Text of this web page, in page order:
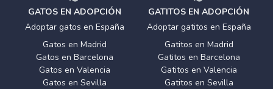
GATOS EN ADOPCIÓN
Adoptar gatos en España
Gatos en Madrid
Gatos en Barcelona
Gatos en Valencia
Gatos en Sevilla
GATITOS EN ADOPCIÓN
Adoptar gatitos en España
Gatitos en Madrid
Gatitos en Barcelona
Gatitos en Valencia
Gatitos en Sevilla